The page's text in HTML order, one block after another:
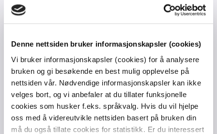
Denne nettsiden bruker informasjonskapsler (cookies)
Vi bruker informasjonskapsler (cookies) for å analysere
bruken og gi besøkende en best mulig opplevelse på
nettsiden vår. Nødvendige informasjonskapsler kan ikke
velges bort, og vi anbefaler at du tillater funksjonelle
cookies som husker f.eks. språkvalg. Hvis du vil hjelpe
oss med å videreutvikle nettsiden basert på bruken din
må du også tillate cookies for statistikk. Er du interessert
CARRIER
Join Tampnet International Carrier
at Submarine Networks EMEA
2020